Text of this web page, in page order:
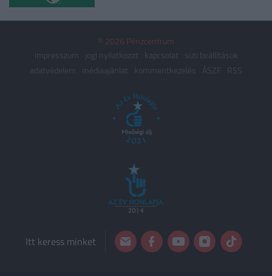
© 2026 Pénzcentrum
impresszum
jogi nyilatkozat kapcsolat
süti beállítások
adatvédelem
médiaajánlat kommentkezelés ÁSZF RSS
Itt keress minket